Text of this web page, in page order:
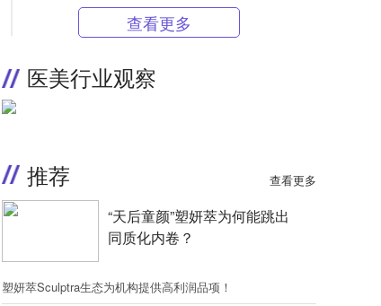
查看更多
医美行业观察
推荐 查看更多
“天后童颜”塑妍萃为何能跳出
同质化内卷？
塑妍萃Sculptra生态为机构提供高利润品项！